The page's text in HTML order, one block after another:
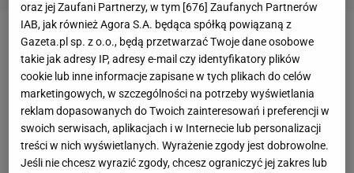
Informacje o śmiertelnym wypadku Saifa Ben
Sulayema w Dubaju podały jako pierwsze media w
Arabii Saudyjskiej. Zdarzenie i zgon potwierdził
rzecznik prasowyFIA. 29-latek zmarł w szpitalu na
skutek poniesionych obrażeń. Jego ojciec nie ma
zamiaru komentować tej sprawy, poprosił o
oraz jej Zaufani Partnerzy, w tym [676] Zaufanych Partnerów
IAB, jak również Agora S.A. będąca spółką powiązaną z
Gazeta.pl sp. z o.o., będą przetwarzać Twoje dane osobowe
takie jak adresy IP, adresy e-mail czy identyfikatory plików
cookie lub inne informacje zapisane w tych plikach do celów
marketingowych, w szczególności na potrzeby wyświetlania
reklam dopasowanych do Twoich zainteresowań i preferencji w
swoich serwisach, aplikacjach i w Internecie lub personalizacji
treści w nich wyświetlanych. Wyrażenie zgody jest dobrowolne.
Jeśli nie chcesz wyrazić zgody, chcesz ograniczyć jej zakres lub